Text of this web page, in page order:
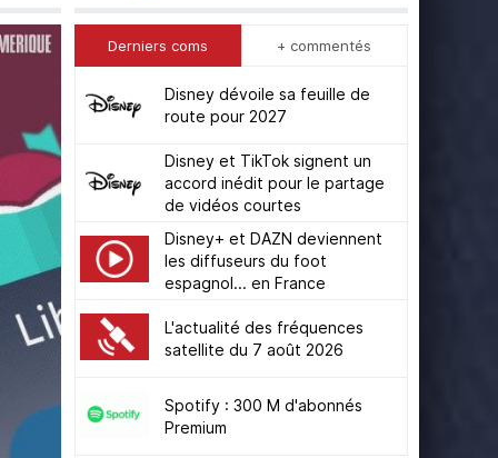
Derniers coms + commentés
Disney dévoile sa feuille de
route pour 2027
Disney et TikTok signent un
accord inédit pour le partage
de vidéos courtes
Disney+ et DAZN deviennent
les diffuseurs du foot
espagnol... en France
L'actualité des fréquences
satellite du 7 août 2026
Spotify : 300 M d'abonnés
Premium